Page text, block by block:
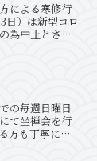
による寒修行
日）は新型コロ
為中止とさせ
の毎週日曜日
て坐禅会を行
方も丁寧にご